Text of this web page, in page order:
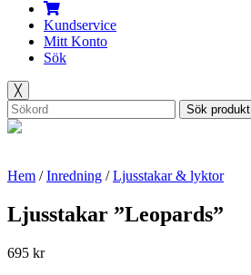
Kundservice
Mitt Konto
Sök
╳
Sök produkt
Hem /Inredning /Ljusstakar & lyktor
Ljusstakar ”Leopards”
695 kr